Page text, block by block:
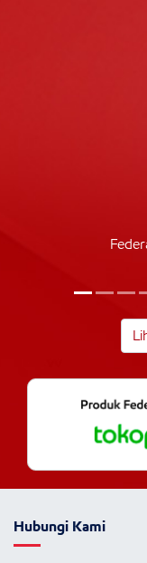
Hubungi Kami